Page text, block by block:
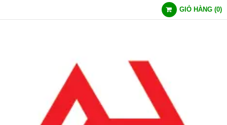
GIỎ HÀNG (0)